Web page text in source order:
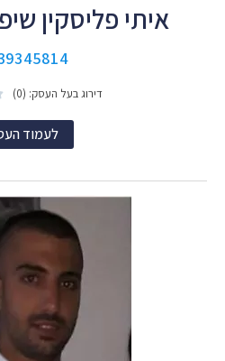
איתי פליסקין
דירוג בעל העסק: (0)
לעמוד